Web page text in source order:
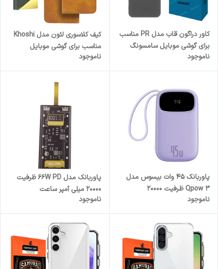
کاور دراگون قاب مدل PR مناسب
برای گوشی موبایل سامسونگ
Galaxy A55
ناموجود
کیف کلاسوری لئون مدل Khoshi
مناسب برای گوشی موبایل
سامسونگ Galaxy S20 Plus
ناموجود
پاوربانک 45 وات بیسوس مدل
Qpow 3 ظرفیت 20000
میلی‌آمپرساعت
ناموجود
پاوربانک مدل 66W PD ظرفیت
20000 میلی آمپر ساعت
ناموجود